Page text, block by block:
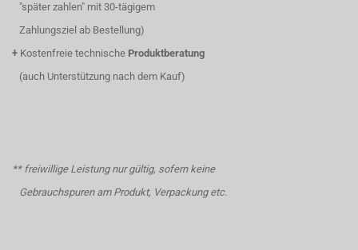
"später zahlen" mit 30-tägigem
Zahlungsziel ab Bestellung)
+ Kostenfreie technische Produktberatung
(auch Unterstützung nach dem Kauf)
** freiwillige Leistung nur gültig, sofern keine
Gebrauchspuren am Produkt, Verpackung etc.